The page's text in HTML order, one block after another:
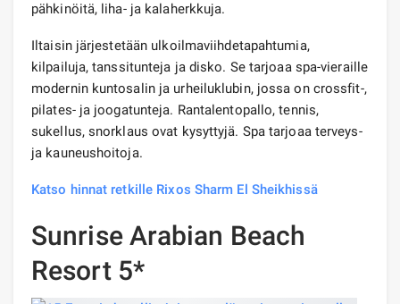
pähkinöitä, liha- ja kalaherkkuja.
Iltaisin järjestetään ulkoilmaviihdetapahtumia,
kilpailuja, tanssitunteja ja disko. Se tarjoaa spa-vieraille
modernin kuntosalin ja urheiluklubin, jossa on crossfit-,
pilates- ja joogatunteja. Rantalentopallo, tennis,
sukellus, snorklaus ovat kysyttyjä. Spa tarjoaa terveys-
ja kauneushoitoja.
Katso hinnat retkille Rixos Sharm El Sheikhissä
Sunrise Arabian Beach
Resort 5*